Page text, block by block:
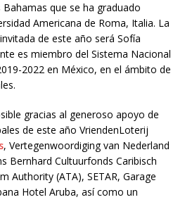
que se ha graduado
Americana de Roma, Italia. La
de este año será Sofía
es miembro del Sistema Nacional
2022 en México, en el ámbito de
gracias al generoso apoyo de
de este año VriendenLoterij
, Vertegenwoordiging van Nederland
Bernhard Cultuurfonds Caribisch
Authority (ATA), SETAR, Garage
Hotel Aruba, así como un